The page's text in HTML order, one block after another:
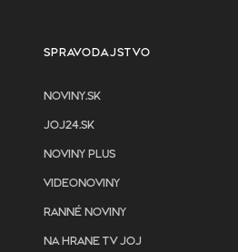
SPRAVODAJSTVO
NOVINY.SK
JOJ24.SK
NOVINY PLUS
VIDEONOVINY
RANNÉ NOVINY
NA HRANE TV JOJ